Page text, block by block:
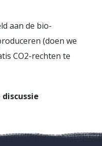
aan de bio-
(doen we
CO2-rechten te